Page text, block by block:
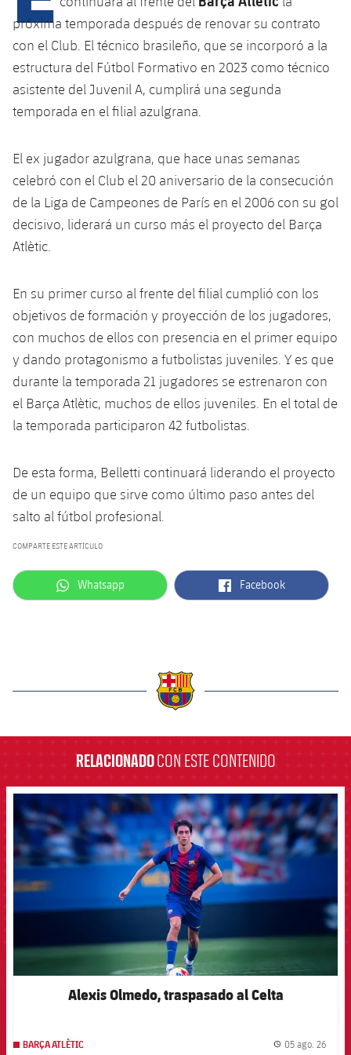
plusicon
más
Instalaciones
Palau Blaugrana
Estadi Johan Cruyff
La Masia
Servicios
Servicios Médicos
Accesibilidad
plusicon
más
Acreditaciones
Instalaciones
próxima temporada después de renovar su contrato
con el Club. El técnico brasileño, que se incorporó a la
estructura del Fútbol Formativo en 2023 como técnico
asistente del Juvenil A, cumplirá una segunda
temporada en el filial azulgrana.
El ex jugador azulgrana, que hace unas semanas
celebró con el Club el 20 aniversario de la consecución
de la Liga de Campeones de París en el 2006 con su gol
decisivo, liderará un curso más el proyecto del Barça
Atlètic.
En su primer curso al frente del filial cumplió con los
objetivos de formación y proyección de los jugadores,
con muchos de ellos con presencia en el primer equipo
y dando protagonismo a futbolistas juveniles. Y es que
durante la temporada 21 jugadores se estrenaron con
el Barça Atlètic, muchos de ellos juveniles. En el total de
la temporada participaron 42 futbolistas.
De esta forma, Belletti continuará liderando el proyecto
de un equipo que sirve como último paso antes del
salto al fútbol profesional.
COMPARTE ESTE ARTÍCULO
label.aria.whatsapp
Whatsapp label.aria.facebook
Facebook
RELACIONADOCON ESTE CONTENIDO
FCB Barcelona badge
Alexis Olmedo, traspasado al Celta
BARÇA ATLÈTIC 05 ago. 26